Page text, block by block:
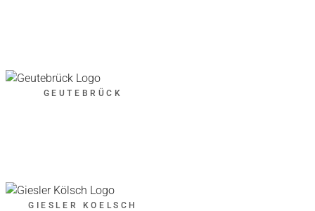
GEUTEBRÜCK
GIESLER KOELSCH